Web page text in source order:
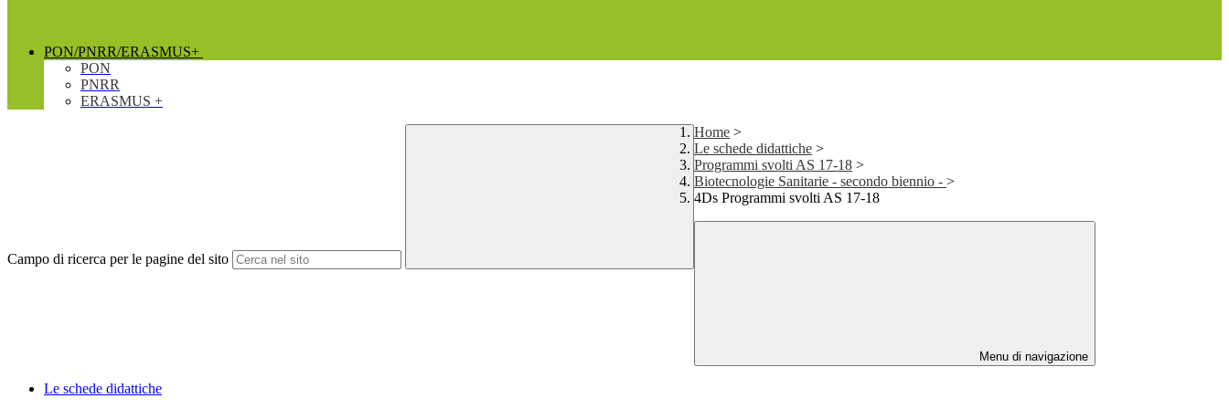
PON/PNRR/ERASMUS+
PON
PNRR
ERASMUS +
Campo di ricerca per le pagine del sito
Home >
Le schede didattiche >
Programmi svolti AS 17-18 >
Biotecnologie Sanitarie - secondo biennio - >
4Ds Programmi svolti AS 17-18
Menu di navigazione
Le schede didattiche